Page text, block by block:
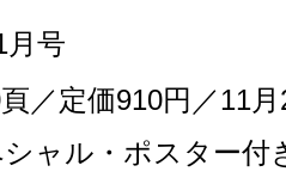
月号
／定価910円／11
ャル・ポスター付